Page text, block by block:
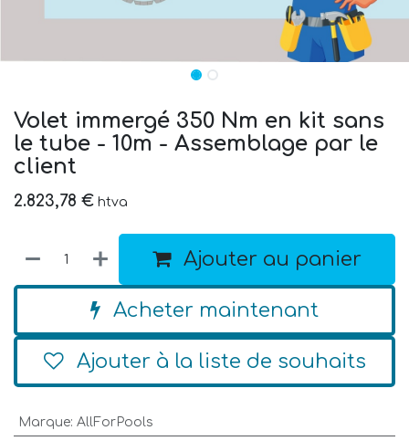
Volet immergé 350 Nm en kit sans
le tube - 10m - Assemblage par le
client
2.823,78 € htva
Ajouter au panier
Acheter maintenant
Ajouter à la liste de souhaits
Marque: AllForPools